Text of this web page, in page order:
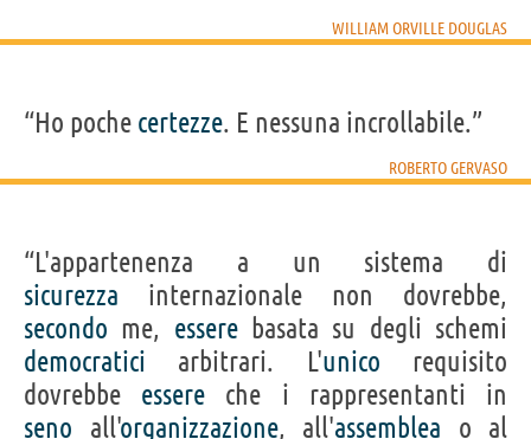
WILLIAM ORVILLE DOUGLAS
“Ho poche certezze. E nessuna incrollabile.”
ROBERTO GERVASO
“L'appartenenza a un sistema di
sicurezza internazionale non dovrebbe,
secondo me, esserebasata su degli schemi
democratici arbitrari. L'unico requisito
dovrebbe essere che i rappresentanti in
seno all'organizzazione, all'assemblea o al